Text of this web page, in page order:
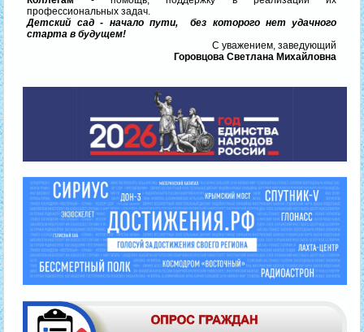
профессиональных задач.
Детский сад - начало пути, без которого нет удачного
старта в будущем!
С уважением, заведующий
Горовцова Светлана Михайловна